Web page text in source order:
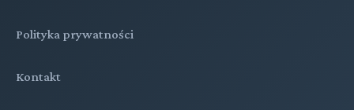
Polityka prywatności
Kontakt